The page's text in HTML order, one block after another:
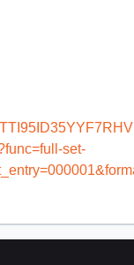
set-